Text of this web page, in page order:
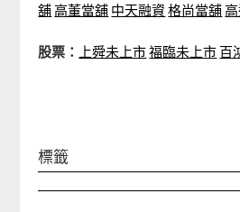
舖高董當舖 中天融資格尚當舖
股票： 上舜未上市福臨未上市 百
標籤